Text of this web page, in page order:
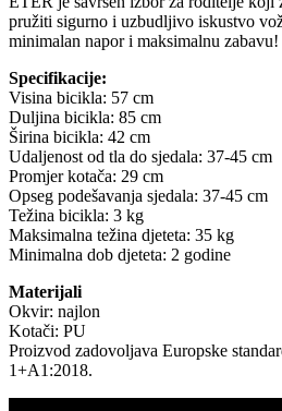
pružiti sigurno i uzbudljivo iskustvo
minimalan napor i maksimalnu zabavu!
Specifikacije:
Visina bicikla: 57 cm
Duljina bicikla: 85 cm
Širina bicikla: 42 cm
Udaljenost od tla do sjedala: 37-45 cm
Promjer kotača: 29 cm
Opseg podešavanja sjedala: 37-45 cm
Težina bicikla: 3 kg
Maksimalna težina djeteta: 35 kg
Minimalna dob djeteta: 2 godine
Materijali
Okvir: najlon
Kotači: PU
Proizvod zadovoljava Europske
1+A1:2018.